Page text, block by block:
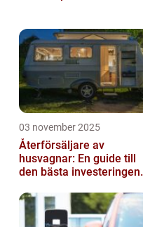
03 november 2025
Återförsäljare av
husvagnar: En guide till
den bästa investeringen